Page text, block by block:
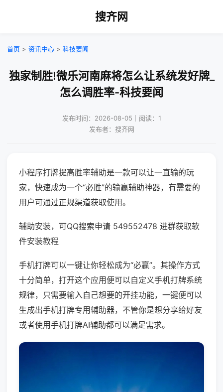
搜齐网
首页 > 资讯中心 > 科技要闻
独家制胜!微乐河南麻将怎么让系统发好牌_
怎么调胜率-科技要闻
发布时间：2026-08-05｜阅读：1
发布者：搜齐网
小程序打牌提高胜率辅助是一款可以让一直输的玩
家，快速成为一个“必胜”的输赢辅助神器，有需要的
用户可通过正规渠道获取使用。
辅助安装，可QQ搜索申请 549552478 进群获取软
件安装教程
手机打牌可以一键让你轻松成为“必赢”。其操作方式
十分简单，打开这个应用便可以自定义手机打牌系统
规律，只需要输入自己想要的开挂功能，一键便可以
生成出手机打牌专用辅助器，不管你是想分享给好友
或者使用手机打牌AI辅助都可以满足需求。